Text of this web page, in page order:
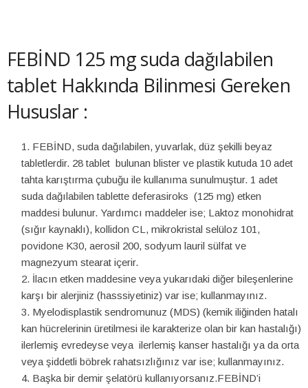
FEBİND 125 mg suda dağılabilen
tablet Hakkında Bilinmesi Gereken
Hususlar :
FEBİND, suda dağılabilen, yuvarlak, düz şekilli beyaz
tabletlerdir. 28 tablet bulunan blister ve plastik kutuda 10 adet
tahta karıştırma çubuğu ile kullanıma sunulmuştur. 1 adet
suda dağılabilen tablette deferasiroks (125 mg) etken
maddesi bulunur. Yardımcı maddeler ise; Laktoz monohidrat
(sığır kaynaklı), kollidon CL, mikrokristal selüloz 101,
povidone K30, aerosil 200, sodyum lauril sülfat ve
magnezyum stearat içerir.
İlacın etken maddesine veya yukarıdaki diğer bileşenlerine
karşı bir alerjiniz (hasssiyetiniz) var ise; kullanmayınız.
Myelodisplastik sendromunuz (MDS) (kemik iliğinden hatalı
kan hücrelerinin üretilmesi ile karakterize olan bir kan hastalığı)
ilerlemiş evredeyse veya ilerlemiş kanser hastalığı ya da orta
veya şiddetli böbrek rahatsızlığınız var ise; kullanmayınız.
Başka bir demir şelatörü kullanıyorsanız.FEBİND’i